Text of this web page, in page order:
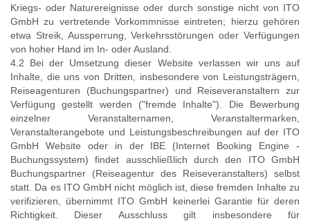
Kriegs- oder Naturereignisse oder durch sonstige nicht von ITO
GmbH zu vertretende Vorkommnisse eintreten; hierzu gehören
etwa Streik, Aussperrung, Verkehrsstörungen oder Verfügungen
von hoher Hand im In- oder Ausland.
4.2 Bei der Umsetzung dieser Website verlassen wir uns auf
Inhalte, die uns von Dritten, insbesondere von Leistungsträgern,
Reiseagenturen (Buchungspartner) und Reiseveranstaltern zur
Verfügung gestellt werden ("fremde Inhalte"). Die Bewerbung
einzelner Veranstalternamen, Veranstaltermarken,
Veranstalterangebote und Leistungsbeschreibungen auf der ITO
GmbH Website oder in der IBE (Internet Booking Engine -
Buchungssystem) findet ausschließlich durch den ITO GmbH
Buchungspartner (Reiseagentur des Reiseveranstalters) selbst
statt. Da es ITO GmbH nicht möglich ist, diese fremden Inhalte zu
verifizieren, übernimmt ITO GmbH keinerlei Garantie für deren
Richtigkeit. Dieser Ausschluss gilt insbesondere für